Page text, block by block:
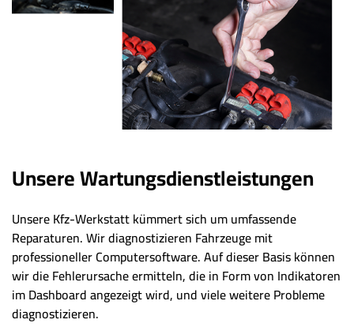
Unsere Wartungsdienstleistungen
Unsere Kfz-Werkstatt kümmert sich um umfassende
Reparaturen. Wir diagnostizieren Fahrzeuge mit
professioneller Computersoftware. Auf dieser Basis können
wir die Fehlerursache ermitteln, die in Form von Indikatoren
im Dashboard angezeigt wird, und viele weitere Probleme
diagnostizieren.